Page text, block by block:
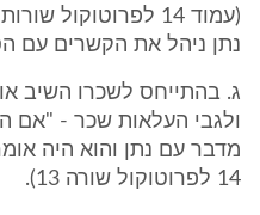
נתן ניהל את הקשרים עם
ג. בהתייחס לשכרו השיב
ולגבי העלאות שכר - "אם
מדבר עם נתן והוא היה
14 לפרוטוקול שורה 13).